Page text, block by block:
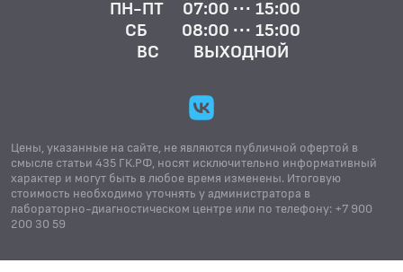
ПН-ПТ
07:00 ··· 15:00
СБ
08:00 ··· 15:00
ВС
ВЫХОДНОЙ
Цены, указанные на сайте, не являются публичной офертой в
смысле статьи 435 ГК.РФ, носят исключительно информативный
характер и могут быть в любое время изменены. Итоговую
стоимость необходимо уточнять у администратора в
лабораторно-диагностическом центре или по телефону: +7 900
200 30 59